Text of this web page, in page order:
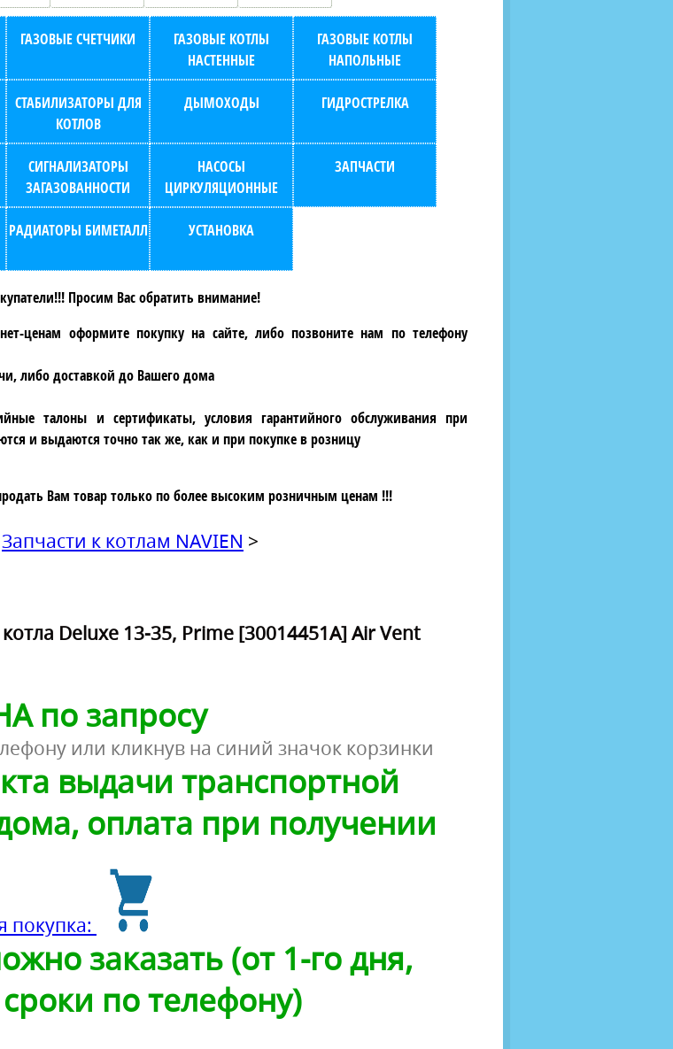
ГАЗОВЫЕ СЧЕТЧИКИ
ГАЗОВЫЕ КОТЛЫ
НАСТЕННЫЕ
ГАЗОВЫЕ КОТЛЫ
НАПОЛЬНЫЕ
СТАБИЛИЗАТОРЫ ДЛЯ
КОТЛОВ
ДЫМОХОДЫ ГИДРОСТРЕЛКА
СИГНАЛИЗАТОРЫ
ЗАГАЗОВАННОСТИ
НАСОСЫ
ЦИРКУЛЯЦИОННЫЕ
ЗАПЧАСТИ
РАДИАТОРЫ БИМЕТАЛЛ УСТАНОВКА
Просим Вас обратить внимание!
ценам оформите покупку на сайте, либо позвоните нам по телефону
либо доставкой до Вашего дома
талоны и сертификаты, условия гарантийного обслуживания при
и выдаются точно так же, как и при покупке в розницу
Вам товар только по более высоким розничным ценам !!!
Запчасти к котлам NAVIEN >
Deluxe 13-35, Prime [30014451A] Air Vent
по запросу
или кликнув на синий значок корзинки
выдачи транспортной
оплата при получении
покупка:
заказать (от 1-го дня,
по телефону)